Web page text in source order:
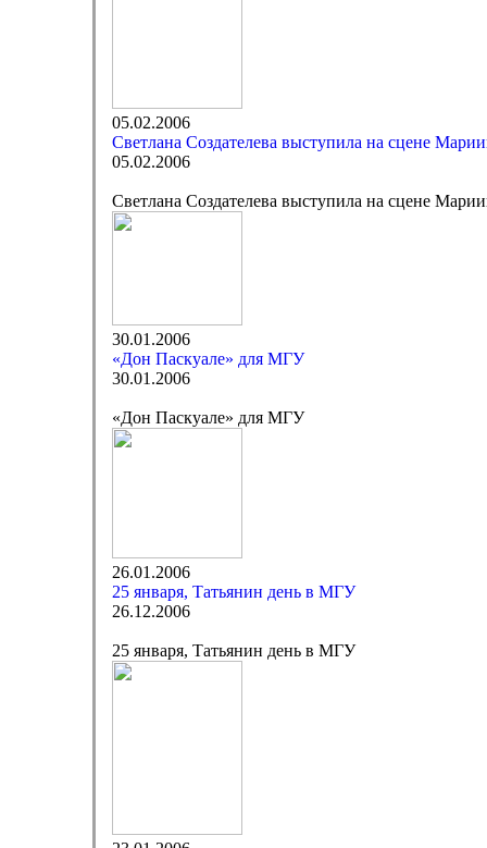
05.02.2006
Светлана Создателева выступила на сцене
05.02.2006
Светлана Создателева выступила на сцене
30.01.2006
«Дон Паскуале» для МГУ
30.01.2006
«Дон Паскуале» для МГУ
26.01.2006
25 января, Татьянин день в МГУ
26.12.2006
25 января, Татьянин день в МГУ